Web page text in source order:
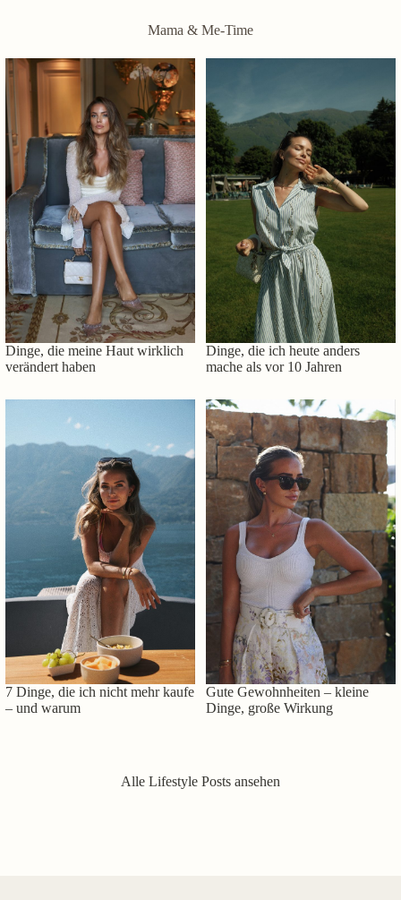
Mama & Me-Time
Dinge, die meine Haut wirklich
verändert haben
Dinge, die ich heute anders
mache als vor 10 Jahren
7 Dinge, die ich nicht mehr kaufe
– und warum
Gute Gewohnheiten – kleine
Dinge, große Wirkung
Alle Lifestyle Posts ansehen